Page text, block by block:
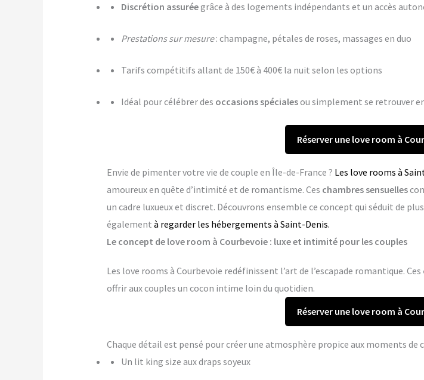
Discrétion assuréegrâce à des logements indépendants et un accès
Prestations sur mesure: champagne, pétales de roses, massages en duo
Tarifs compétitifs allant de 150€ à 400€ la nuit selon les options
Idéal pour célébrer des occasions spécialesou simplement se retrouver
Réserver une love room à
Envie de pimenter votre vie de couple en Île-de-France ? Les love rooms à
amoureux en quête d’intimité et de romantisme. Ces chambres sensuelles
un cadre luxueux et discret. Découvrons ensemble ce concept qui séduit de
également à regarder les hébergements à Saint-Denis.
Le concept de love room à Courbevoie : luxe et intimité pour les couples
Les love rooms à Courbevoie redéfinissent l’art de l’escapade romantique. Ces
offrir aux couples un cocon intime loin du quotidien.
Réserver une love room à
Chaque détail est pensé pour créer une atmosphère propice aux moments
Un lit king size aux draps soyeux